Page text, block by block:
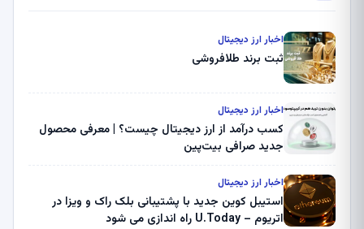
اخبار ارز دیجیتال
ثبت برند طلافروشی
اخبار ارز دیجیتال
کسب درآمد از ارز دیجیتال چیست؟ | معرفی محصول
جدید صرافی بیت‌پین
اخبار ارز دیجیتال
استیبل کوین جدید با پشتیبانی بلک راک و ویزا در
اتریوم – U.Today راه اندازی می شود